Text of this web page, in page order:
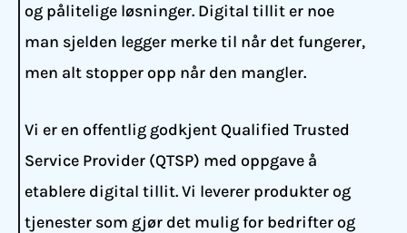
og pålitelige løsninger. Digital tillit er noe
man sjelden legger merke til når det fungerer,
men alt stopper opp når den mangler.
Vi er en offentlig godkjent Qualified Trusted
Service Provider (QTSP) med oppgave å
etablere digital tillit. Vi leverer produkter og
tjenester som gjør det mulig for bedrifter og